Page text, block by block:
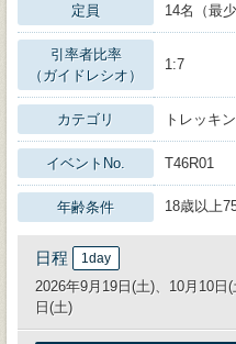
定員 14名（最
引率者比率
（ガイドレシオ）
1:7
カテゴリ トレッキ
イベントNo. T46R01
年齢条件 18歳以上
日程 1day
2026年9月19日(土)、10月10日
日(土)